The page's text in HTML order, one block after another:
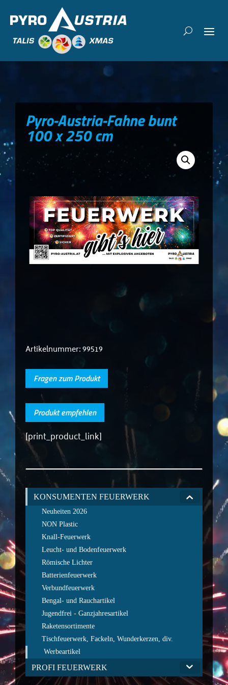
Pyro-Austria-Fahne bunt
100 x 250 cm
Artikelnummer:99519
Fragen zum Produkt
Produkt empfehlen
[print_product_link]
KONSUMENTEN FEUERWERK
Neuheiten 2026
NON Plastic
Knall-Feuerwerk
Leucht- und Bodenfeuerwerk
Römische Lichter
Batterienfeuerwerk
Verbundfeuerwerk
Bengal- und Rauchartikel
Jugendfrei - Ganzjahresartikel
Raketensortimente
Tischfeuerwerk, Fackeln, Wunderkerzen, div.
Werbeartikel
PROFI FEUERWERK